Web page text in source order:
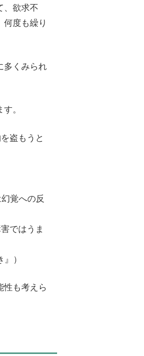
、欲求不
度も繰り
多くみられ
。
盗もうと
覚への反
ではうま
）
性も考えら